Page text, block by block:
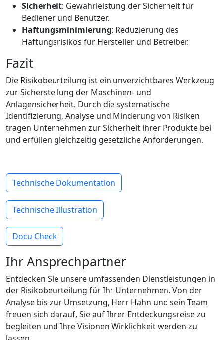
Sicherheit: Gewährleistung der Sicherheit für
Bediener und Benutzer.
Haftungsminimierung: Reduzierung des
Haftungsrisikos für Hersteller und Betreiber.
Fazit
Die Risikobeurteilung ist ein unverzichtbares Werkzeug
zur Sicherstellung der Maschinen- und
Anlagensicherheit. Durch die systematische
Identifizierung, Analyse und Minderung von Risiken
tragen Unternehmen zur Sicherheit ihrer Produkte bei
und erfüllen gleichzeitig gesetzliche Anforderungen.
Technische Dokumentation
Technische Illustration
Docu Check
Ihr Ansprechpartner
Entdecken Sie unsere umfassenden Dienstleistungen in
der Risikobeurteilung für Ihr Unternehmen. Von der
Analyse bis zur Umsetzung, Herr Hahn und sein Team
freuen sich darauf, Sie auf Ihrer Entdeckungsreise zu
begleiten und Ihre Visionen Wirklichkeit werden zu